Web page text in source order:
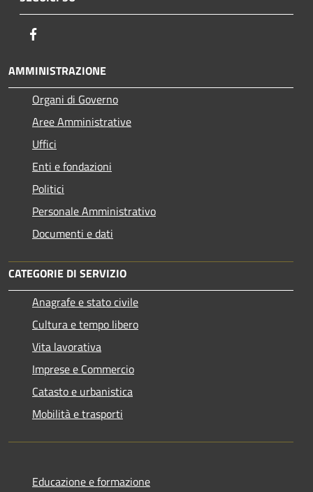
AMMINISTRAZIONE
Organi di Governo
Aree Amministrative
Uffici
Enti e fondazioni
Politici
Personale Amministrativo
Documenti e dati
CATEGORIE DI SERVIZIO
Anagrafe e stato civile
Cultura e tempo libero
Vita lavorativa
Imprese e Commercio
Catasto e urbanistica
Mobilità e trasporti
Educazione e formazione